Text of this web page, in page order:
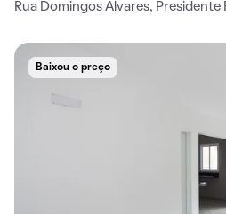
Rua Domingos Álvares, Presidente
Baixou o preço